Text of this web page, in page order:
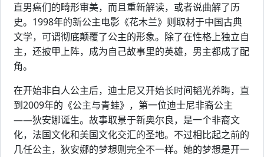
直男癌们的畸形审美，而且重新解读，或者说曲解了历
史。1998年的新公主电影《花木兰》则取材于中国古典
文学，可谓彻底颠覆了公主的形象。除了在性格上独立自
主，还披甲上阵，成为自己故事里的英雄，男主都成了配
角。
在开始非白人公主后，迪士尼又开始长时间韬光养晦，直
到2009年的《公主与青蛙》，第一位迪士尼非裔公主
——狄安娜诞生。故事取景于新奥尔良，是一个非裔文
化，法国文化和美国文化交汇的圣地。不过相比起之前的
几任公主，狄安娜的梦想则完全不一样。她的梦想是开一